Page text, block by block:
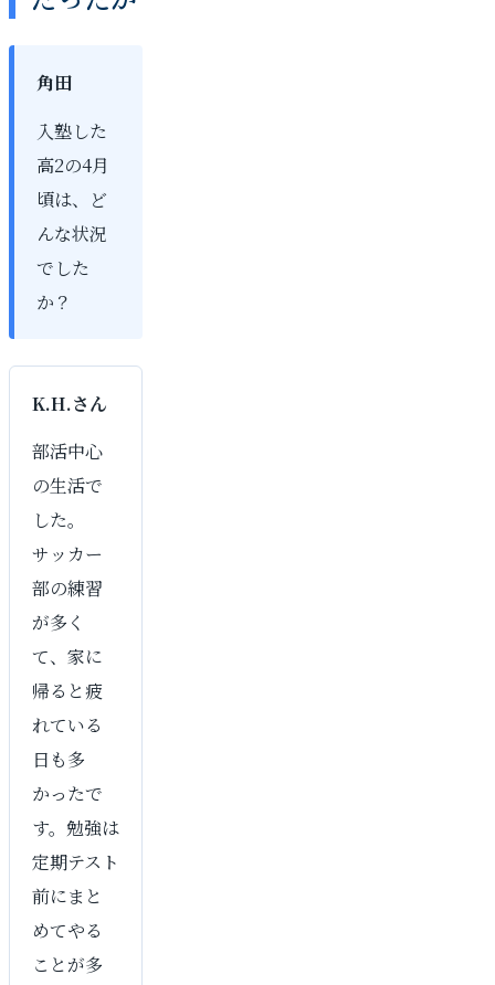
角田
入塾した
高2の4月
頃は、ど
んな状況
でした
か？
K.H.さん
部活中心
の生活で
した。
サッカー
部の練習
が多く
て、家に
帰ると疲
れている
日も多
かったで
す。勉強は
定期テスト
前にまと
めてやる
ことが多